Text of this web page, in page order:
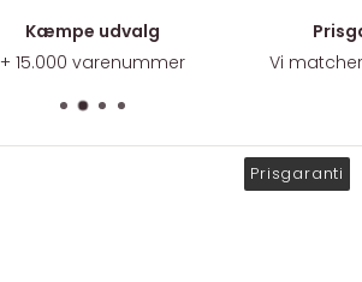
Kæmpe udvalg
+ 15.000 varenummer
Vi matcher
Prisgaranti